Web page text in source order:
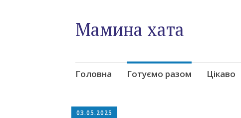
Мамина хата
Skip
Головна Готуємо разом Цікаво
03.05.2025